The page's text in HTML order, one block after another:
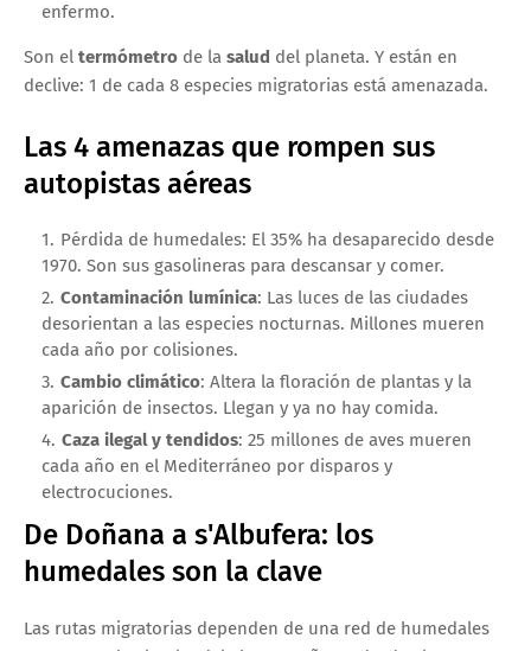
enfermo.
Son el termómetro de la salud del planeta. Y están en
declive: 1 de cada 8 especies migratorias está amenazada.
Las 4 amenazas que rompen sus
autopistas aéreas
Pérdida de humedales: El 35% ha desaparecido desde
1970. Son sus gasolineras para descansar y comer.
Contaminación lumínica: Las luces de las ciudades
desorientan a las especies nocturnas. Millones mueren
cada año por colisiones.
Cambio climático: Altera la floración de plantas y la
aparición de insectos. Llegan y ya no hay comida.
Caza ilegal y tendidos: 25 millones de aves mueren
cada año en el Mediterráneo por disparos y
electrocuciones.
De Doñana a s'Albufera: los
humedales son la clave
Las rutas migratorias dependen de una red de humedales